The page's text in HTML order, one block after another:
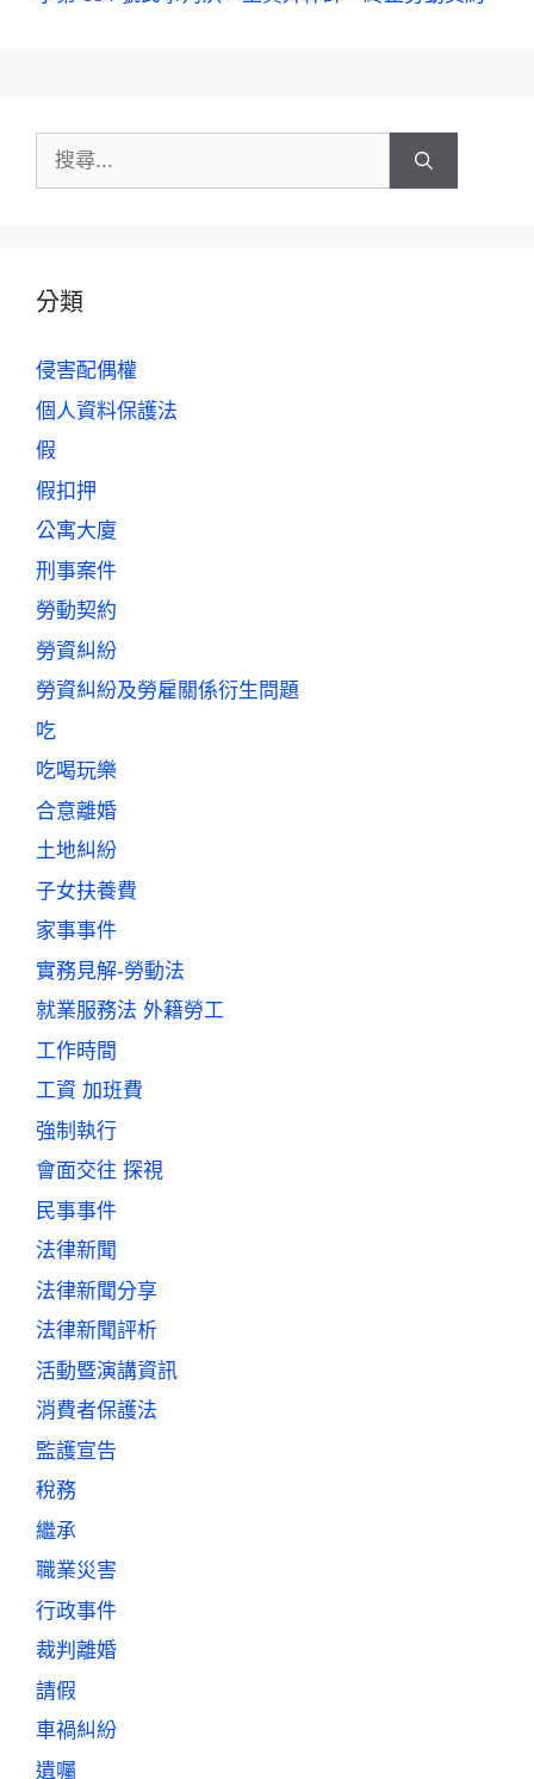
分類
侵害配偶權
個人資料保護法
假
假扣押
公寓大廈
刑事案件
勞動契約
勞資糾紛
勞資糾紛及勞雇關係衍生問題
吃
吃喝玩樂
合意離婚
土地糾紛
子女扶養費
家事事件
實務見解-勞動法
就業服務法 外籍勞工
工作時間
工資 加班費
強制執行
會面交往 探視
民事事件
法律新聞
法律新聞分享
法律新聞評析
活動暨演講資訊
消費者保護法
監護宣告
稅務
繼承
職業災害
行政事件
裁判離婚
請假
車禍糾紛
遺囑